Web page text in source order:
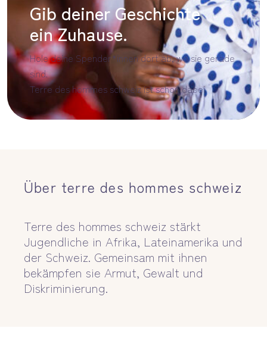
Gib deiner Geschichte
ein Zuhause.
Hole deine Spender*innen dort ab, wo sie gerade
sind.
Terre des hommes schweiz ist schon dabei.
Über terre des hommes schweiz
Terre des hommes schweiz stärkt
Jugendliche in Afrika, Lateinamerika und
der Schweiz. Gemeinsam mit ihnen
bekämpfen sie Armut, Gewalt und
Diskriminierung.